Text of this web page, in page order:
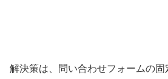
解決策は、問い合わせフォームの